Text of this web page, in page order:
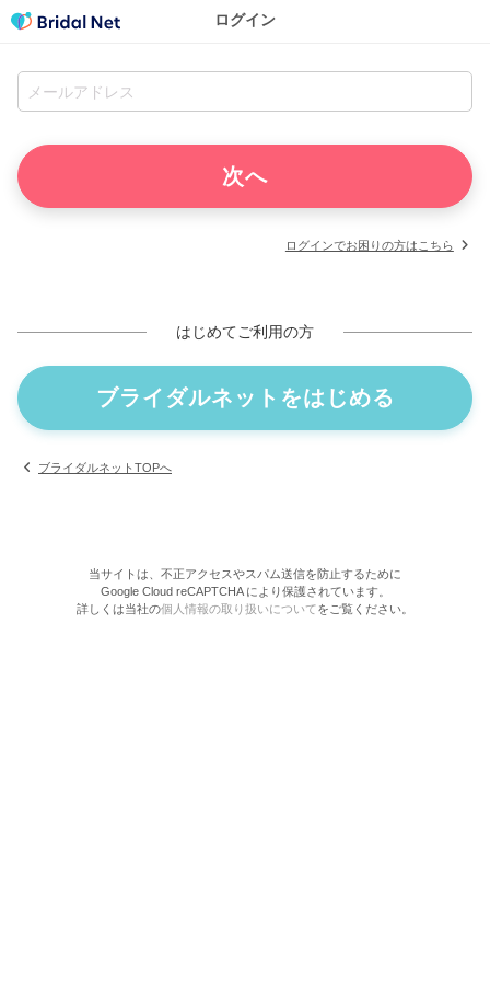
ログイン
ログインでお困りの方はこちら
はじめてご利用の方
ブライダルネットをはじめる
ブライダルネットTOPへ
当サイトは、不正アクセスやスパム送信を防止するために
Google Cloud reCAPTCHA により保護されています。
詳しくは当社の個人情報の取り扱いについてをご覧ください。